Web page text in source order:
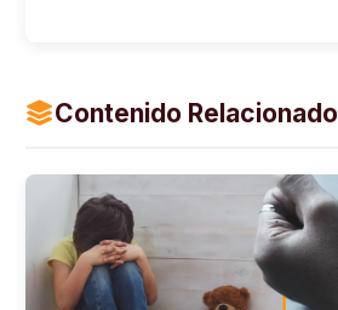
Contenido Relacionado